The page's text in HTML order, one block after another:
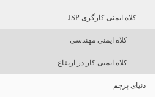
کلاه ایمنی کارگری JSP
کلاه ایمنی مهندسی
کلاه ایمنی کار در ارتفاع
دنیای پرچم